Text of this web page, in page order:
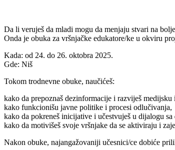
Da li veruješ da mladi mogu da menjaju stvari na
Onda je obuka za vršnjačke edukatore/ke u okviru
Kada: od 24. do 26. oktobra 2025.
Gde: Niš
Tokom trodnevne obuke, naučićeš:
kako da prepoznaš dezinformacije i razviješ
kako funkcionišu javne politike i procesi odlučivanja,
kako da pokreneš inicijative i učestvuješ u dijalogu
kako da motivišeš svoje vršnjake da se aktiviraju i
Nakon obuke, najangažovaniji učesnici/ce dobiće